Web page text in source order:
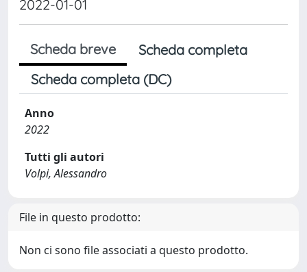
2022-01-01
Scheda breve
Scheda completa
Scheda completa (DC)
Anno
2022
Tutti gli autori
Volpi, Alessandro
File in questo prodotto:
Non ci sono file associati a questo prodotto.